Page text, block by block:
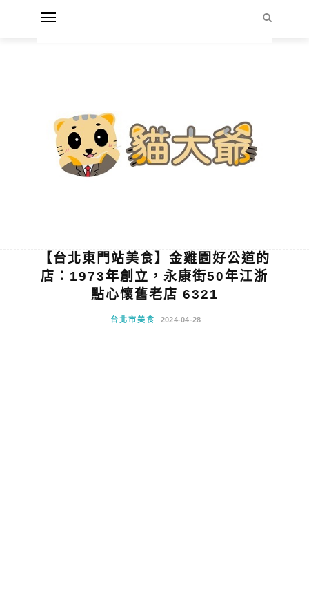
【台北東門站美食】金雞園好公道的
店：1973年創立，永康街50年江浙
點心懷舊老店 6321
台北市美食 2024-04-28